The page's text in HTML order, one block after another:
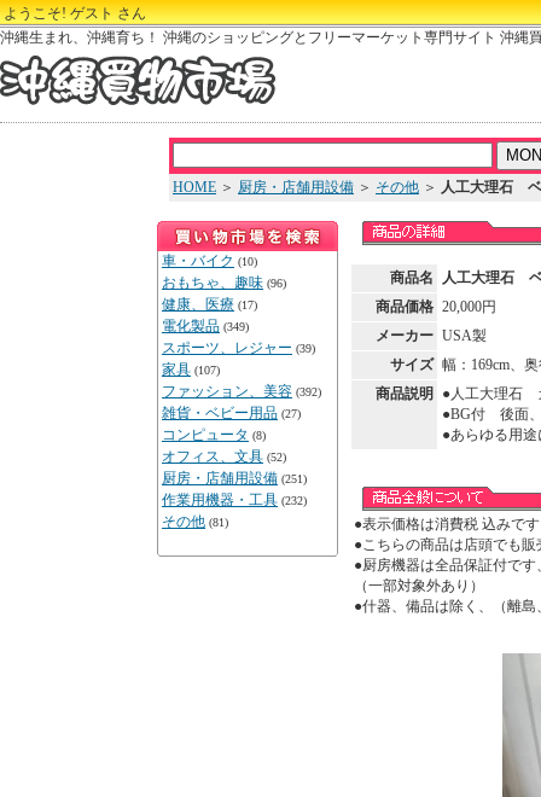
ようこそ! ゲスト さん
沖縄生まれ、沖縄育ち！ 沖縄のショッピングとフリーマーケット専門サイト 沖縄
HOME ＞ 厨房・店舗用設備 ＞ その他 ＞ 人工大理石
車・バイク (10)
おもちゃ、趣味 (96)
健康、医療 (17)
電化製品 (349)
スポーツ、レジャー (39)
家具 (107)
ファッション、美容 (392)
雑貨・ベビー用品 (27)
コンピュータ (8)
オフィス、文具 (52)
厨房・店舗用設備 (251)
作業用機器・工具 (232)
その他 (81)
商品名
人工大理石
商品価格 20,000円
メーカー USA製
サイズ 幅：169cm、
商品説明
●人工大理石
●BG付 後面
●あらゆる用
●表示価格は消費税 込みです
●こちらの商品は店頭でも
●厨房機器は全品保証付です
（一部対象外あり）
●什器、備品は除く、（離